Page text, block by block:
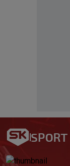
SPORT